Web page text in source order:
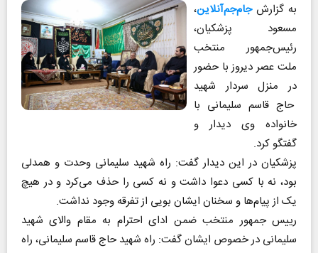
به گزارشجام‌جم‌آنلاین،
مسعود پزشکیان،
رئیس‌جمهور منتخب
ملت عصر دیروز با حضور
در منزل سردار شهید
حاج قاسم سلیمانی با
خانواده وی دیدار و
گفتگو کرد.
پزشکیان در این دیدار گفت: راه شهید سلیمانی وحدت و همدلی
بود، نه با کسی دعوا داشت و نه کسی را حذف می‌کرد و در هیچ
یک از پیام‌ها و سخنان ایشان بویی از تفرقه وجود نداشت.
رییس جمهور منتخب ضمن ادای احترام به مقام والای شهید
سلیمانی در خصوص ایشان گفت: راه شهید حاج قاسم سلیمانی، راه